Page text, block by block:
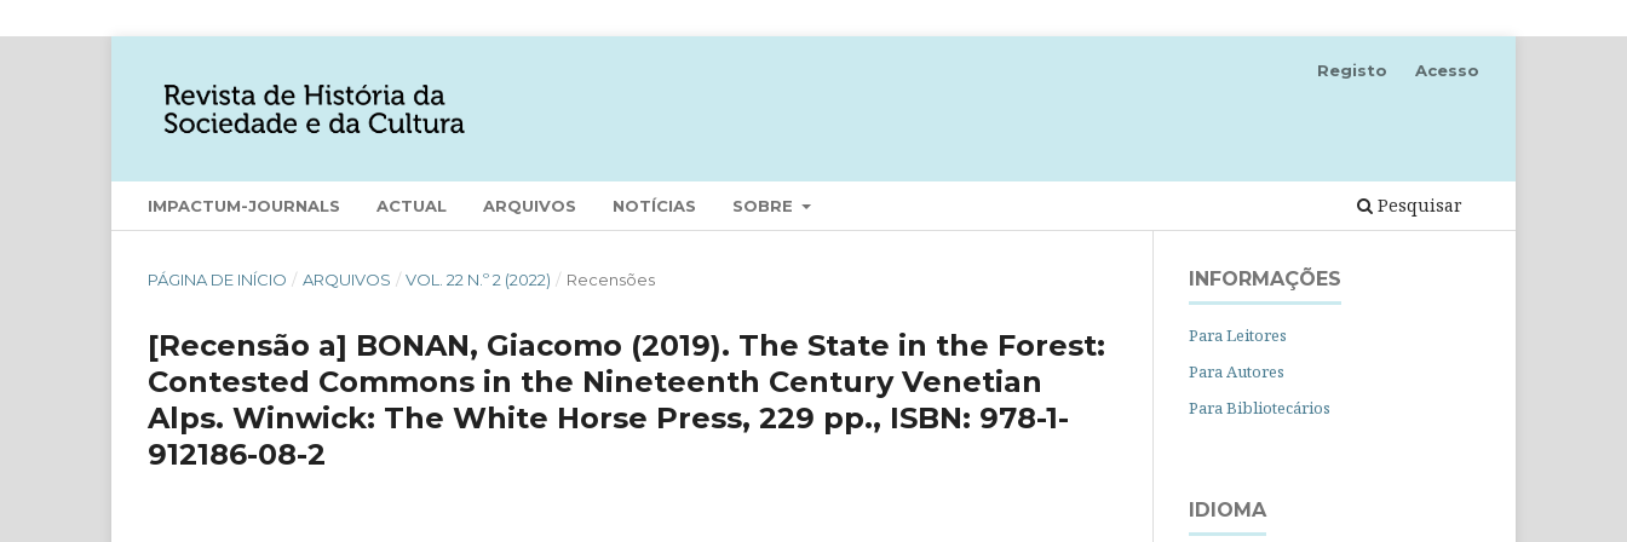
IMPACTUM-JOURNALS ACTUAL ARQUIVOS NOTÍCIAS SOBRE Pesquisar
Registo Acesso
PÁGINA DE INÍCIO / ARQUIVOS / VOL. 22 N.º 2 (2022) / Recensões
[Recensão a] BONAN, Giacomo (2019). The State in the Forest:
Contested Commons in the Nineteenth Century Venetian
Alps. Winwick: The White Horse Press, 229 pp., ISBN: 978-1-
912186-08-2
INFORMAÇÕES
Para Leitores
Para Autores
Para Bibliotecários
IDIOMA